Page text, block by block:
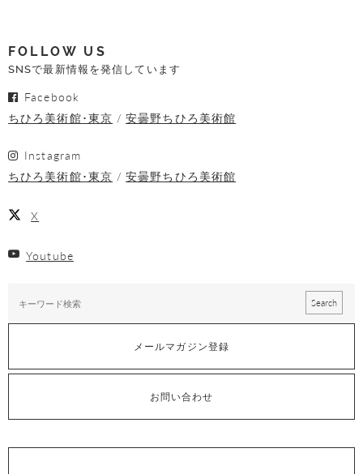
FOLLOW US
SNSで最新情報を発信しています
Facebook
ちひろ美術館･東京
安曇野ちひろ美術館
Instagram
ちひろ美術館･東京
安曇野ちひろ美術館
X
Youtube
メールマガジン登録
お問い合わせ